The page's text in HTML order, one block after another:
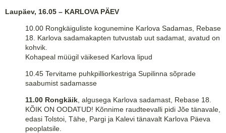
Laupäev, 16.05 – KARLOVA PÄEV
10.00 Rongkäiguliste kogunemine Karlova Sadamas, Rebase
18. Karlova sadamakapten tutvustab uut sadamat, avatud on
kohvik.
Kohapeal müügil väikesed Karlova lipud
10.45 Tervitame puhkpilliorkestriga Supilinna sõprade
saabumist sadamasse
11.00 Rongkäik , algusega Karlova sadamast, Rebase 18.
KÕIK ON OODATUD! Kõnnime raudteevalli pidi Jõe tänavale,
edasi Tolstoi, Tähe, Pargi ja Kalevi tänavalt Karlova Päeva
peoplatsile.